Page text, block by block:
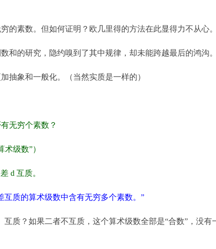
的素数。但如何证明？欧几里得的方法在此显得力不从心
和的研究，隐约嗅到了其中规律，却未能跨越最后的鸿沟
抽象和一般化。（当然实质是一样的）
无穷个素数？
术级数”）
d 互质。
互质的算术级数中含有无穷多个素数。”
质？如果二者不互质，这个算术级数全部是“合数”，没